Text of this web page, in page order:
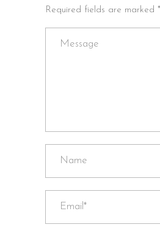
Required fields are marked *